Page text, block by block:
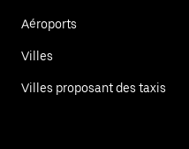
Aéroports
Villes
Villes proposant des taxis